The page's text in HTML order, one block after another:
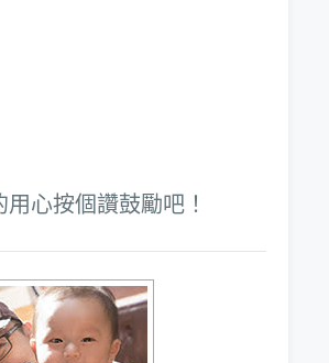
心按個讚鼓勵吧！